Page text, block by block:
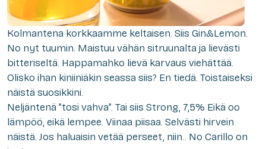
Kolmantena korkkaamme keltaisen. Siis Gin&Lemon.
No nyt tuumin. Maistuu vähän sitruunalta ja lievästi
bitteriseltä. Happamahko lievä karvaus viehättää.
Olisko ihan kiniiniäkin seassa siis? En tiedä. Toistaiseksi
näistä suosikkini.
Neljäntenä ”tosi vahva”. Tai siis Strong, 7,5% Eikä oo
lämpöö, eikä lempee. Viinaa piisaa. Selvästi hirvein
näistä. Jos haluaisin vetää perseet, niin.. No Carillo on